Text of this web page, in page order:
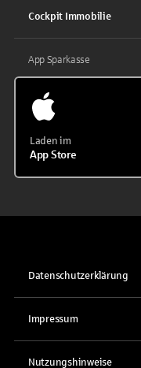
Cockpit Immobilie
App Sparkasse
Laden im
App Store
Datenschutzerklärung
Impressum
Nutzungshinweise